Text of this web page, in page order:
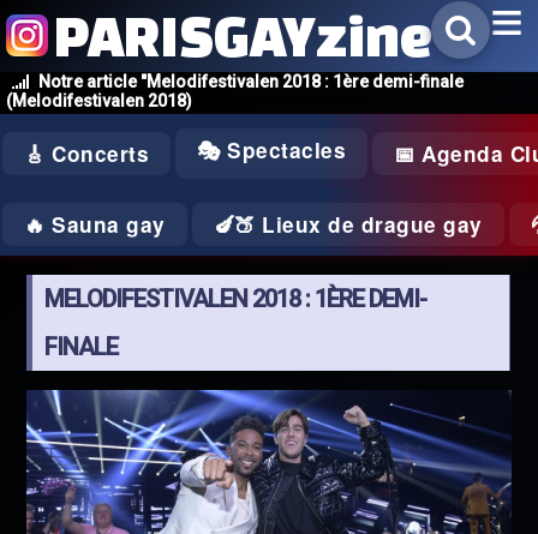
Notre article "Melodifestivalen 2018 : 1ère demi-finale
(Melodifestivalen 2018)
PARISGAYzine
🎸 Concerts 🎭 Spectacles 📅 Agenda
🔥 Sauna gay 🍆🍑 Lieux de drague gay
MELODIFESTIVALEN 2018 : 1ÈRE DEMI-
FINALE